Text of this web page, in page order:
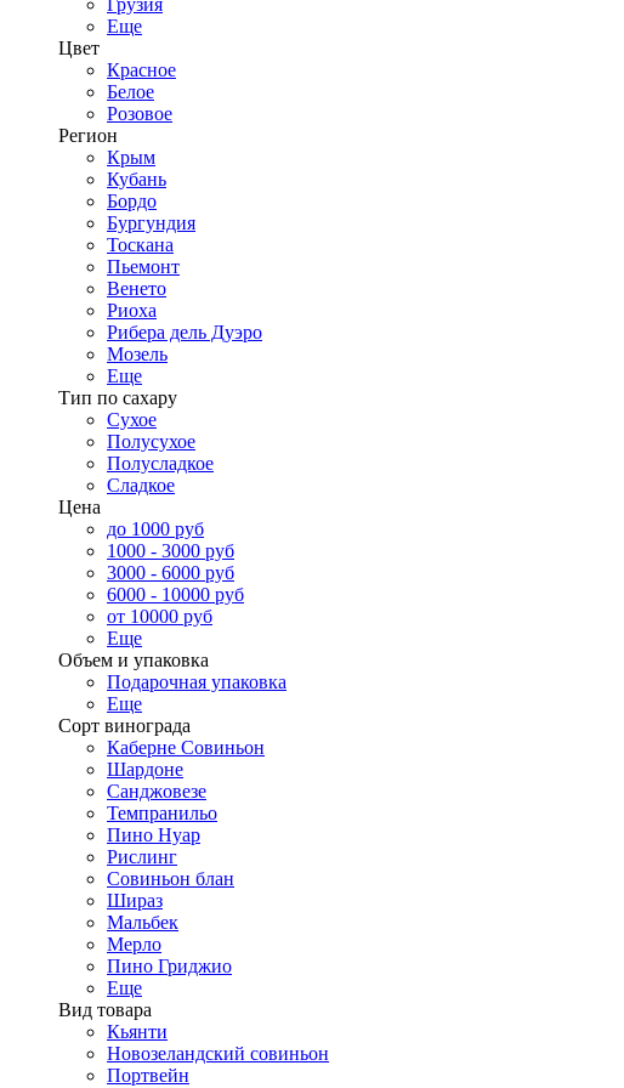
Грузия
Еще
Цвет
Красное
Белое
Розовое
Регион
Крым
Кубань
Бордо
Бургундия
Тоскана
Пьемонт
Венето
Риоха
Рибера дель Дуэро
Мозель
Еще
Тип по сахару
Сухое
Полусухое
Полусладкое
Сладкое
Цена
до 1000 руб
1000 - 3000 руб
3000 - 6000 руб
6000 - 10000 руб
от 10000 руб
Еще
Объем и упаковка
Подарочная упаковка
Еще
Сорт винограда
Каберне Совиньон
Шардоне
Санджовезе
Темпранильо
Пино Нуар
Рислинг
Совиньон блан
Шираз
Мальбек
Мерло
Пино Гриджио
Еще
Вид товара
Кьянти
Новозеландский совиньон
Портвейн